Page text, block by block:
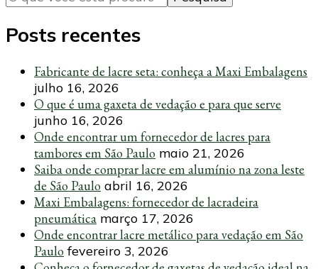
Posts recentes
Fabricante de lacre seta: conheça a Maxi Embalagens
julho 16, 2026
O que é uma gaxeta de vedação e para que serve
junho 16, 2026
Onde encontrar um fornecedor de lacres para
tambores em São Paulo maio 21, 2026
Saiba onde comprar lacre em alumínio na zona leste
de São Paulo abril 16, 2026
Maxi Embalagens: fornecedor de lacradeira
pneumática março 17, 2026
Onde encontrar lacre metálico para vedação em São
Paulo fevereiro 3, 2026